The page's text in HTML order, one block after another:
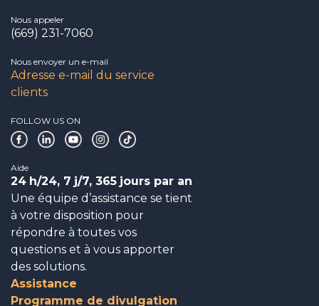
Nous appeler
(669) 231-7060
Nous envoyer un e-mail
Adresse e-mail du service
clients
FOLLOW US ON
Aide
24 h/24, 7 j/7, 365 jours par an
Une équipe d’assistance se tient
à votre disposition pour
répondre à toutes vos
questions et à vous apporter
des solutions.
Assistance
Programme de divulgation